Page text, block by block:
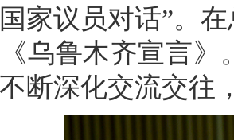
家议员对话”。
乌鲁木齐宣言》
断深化交流交往